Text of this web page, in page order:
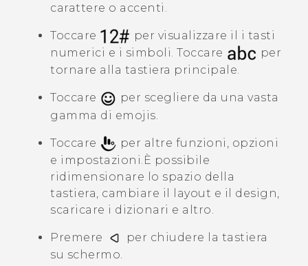
carattere o accenti.
Toccare
per visualizzare il i tasti
numerici e i simboli. Toccare
per
tornare alla tastiera principale.
Toccare
per scegliere da una vasta
gamma di emojis.
Toccare
per altre funzioni, opzioni
e impostazioni. È possibile
ridimensionare lo spazio della
tastiera, cambiare il layout e il design,
scaricare i dizionari e altro.
Premere
per chiudere la tastiera
su schermo.